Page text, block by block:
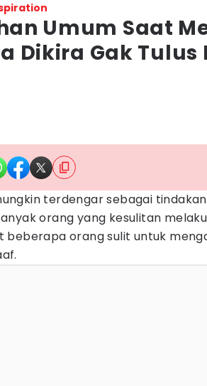
Umum Saat
Dikira Gak Tulus
terdengar sebagai
orang yang kesulitan
beberapa orang sulit untuk